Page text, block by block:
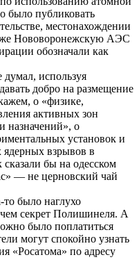
публиковать
местонахождении
Нововоронежскую АЭС
обозначали как
думал, используя
добро на размещение
о «физике,
активных зон
назначений», о
установок и
ядерных взрывов в
бы на одесском
— не церновский чай
то было наглухо
чем секрет Полишинеля. А
было поплатиться
могут спокойно узнать
«Росатома» по адресу